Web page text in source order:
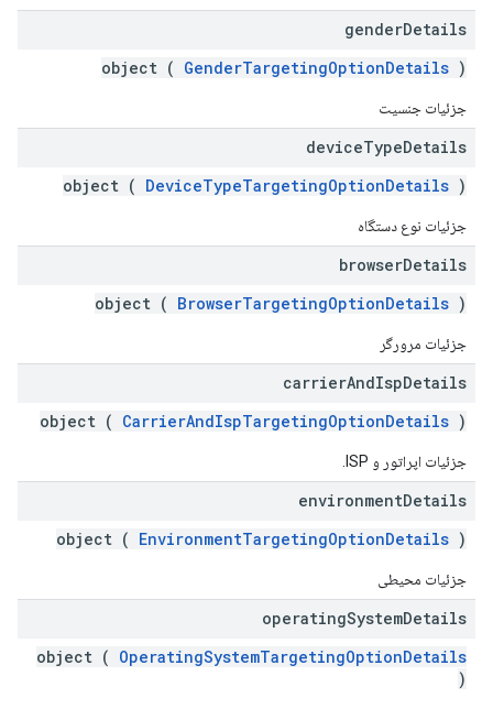
genderDetails
object ( GenderTargetingOptionDetails )
جزئیات جنسیت
deviceTypeDetails
object ( DeviceTypeTargetingOptionDetails )
جزئیات نوع دستگاه
browserDetails
object ( BrowserTargetingOptionDetails )
جزئیات مرورگر
carrierAndIspDetails
object ( CarrierAndIspTargetingOptionDetails )
جزئیات اپراتور و ISP.
environmentDetails
object ( EnvironmentTargetingOptionDetails )
جزئیات محیطی
operatingSystemDetails
object ( OperatingSystemTargetingOptionDetails
)